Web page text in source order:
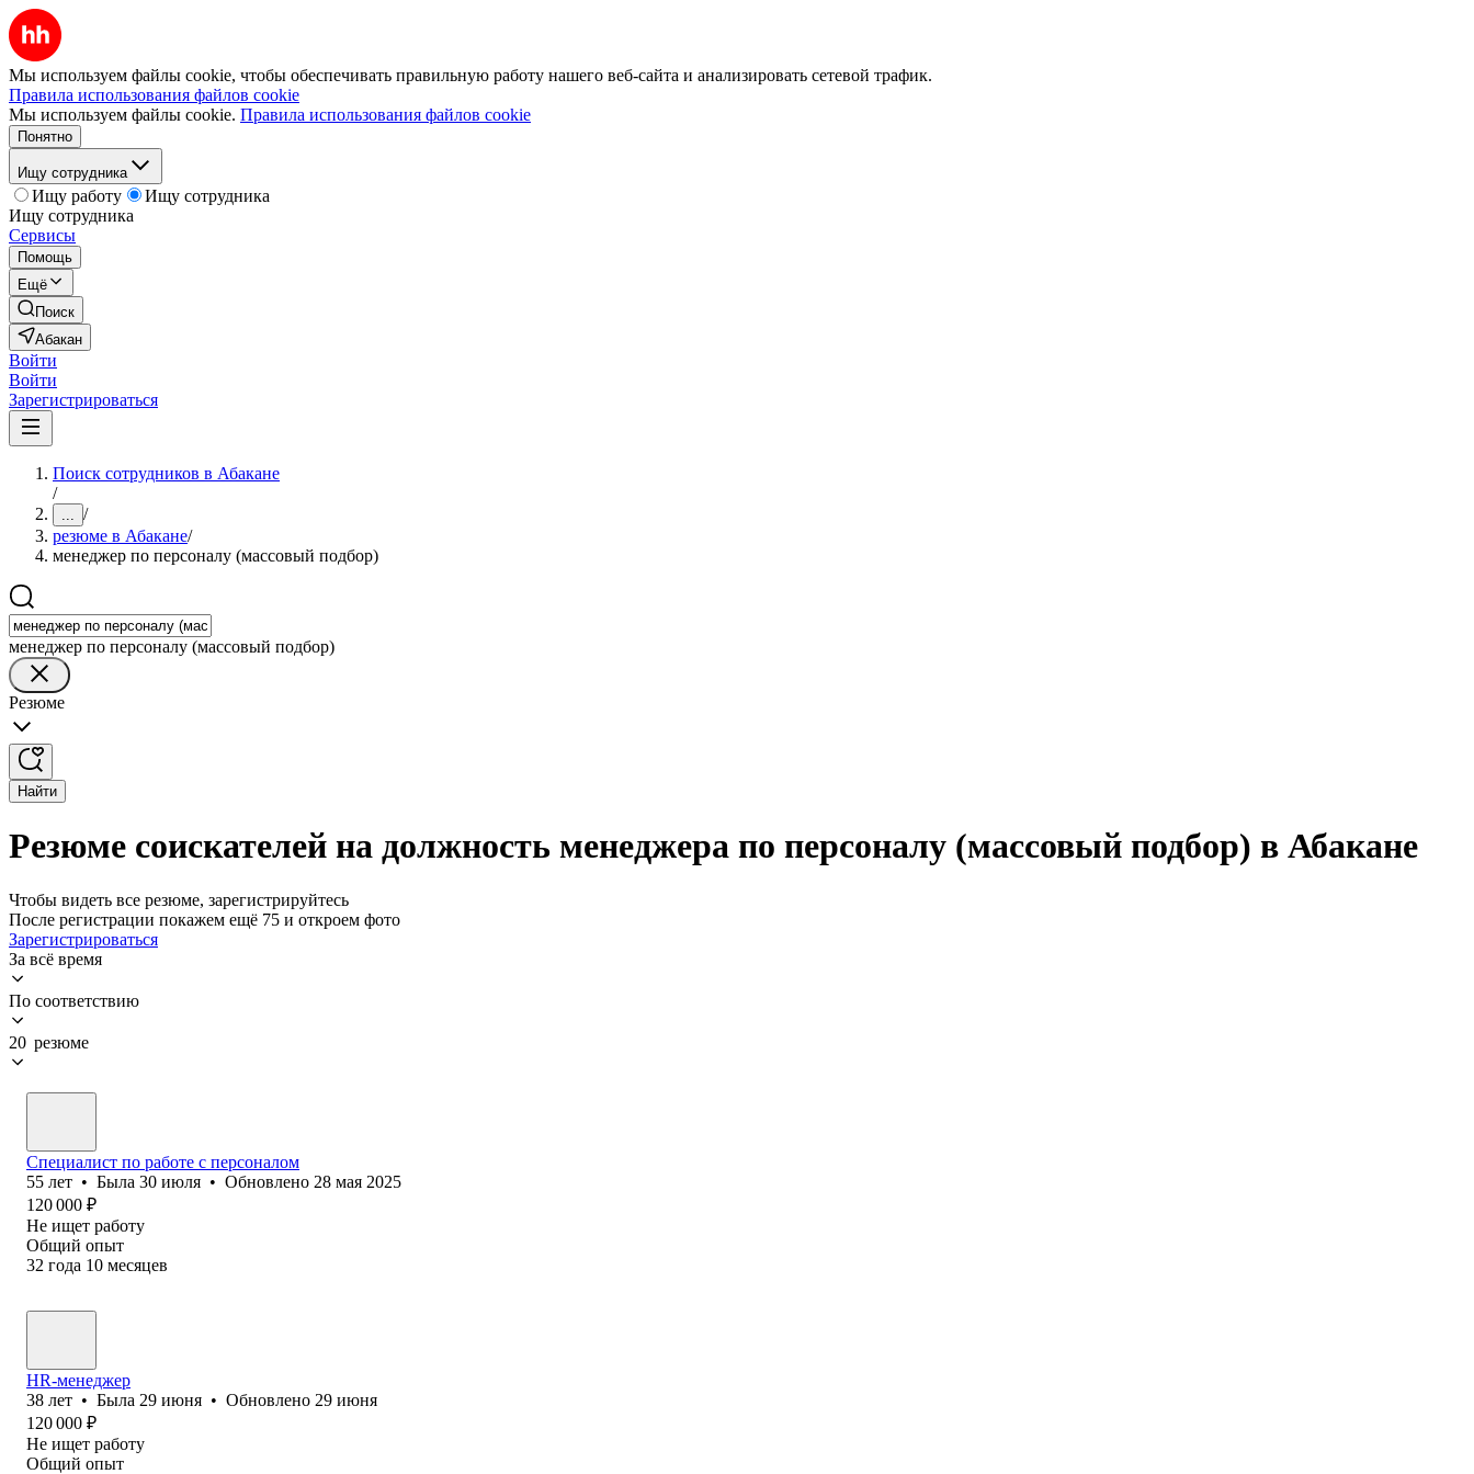
Мы используем файлы cookie, чтобы обеспечивать правильную работу нашего веб-сайта и анализировать сетевой трафик.
Правила использования файлов cookie
Мы используем файлы cookie. Правила использования файлов cookie
Понятно
Ищу сотрудника
Ищу работу
Ищу сотрудника
Ищу сотрудника
Сервисы
Помощь
Ещё
Поиск
Абакан
Войти
Войти
Зарегистрироваться
Поиск сотрудников в Абакане
/
... /
резюме в Абакане/
менеджер по персоналу (массовый подбор)
менеджер по персоналу (массовый подбор)
Резюме
Найти
Резюме соискателей на должность менеджера по персоналу (массовый подбор) в Абакане
Чтобы видеть все резюме, зарегистрируйтесь
После регистрации покажем ещё 75 и откроем фото
Зарегистрироваться
За всё время
По соответствию
20 резюме
Специалист по работе с персоналом
55 лет • Была 30 июля • Обновлено 28 мая 2025
120 000 ₽
Не ищет работу
Общий опыт
32 года 10 месяцев
HR-менеджер
38 лет • Была 29 июня • Обновлено 29 июня
120 000 ₽
Не ищет работу
Общий опыт